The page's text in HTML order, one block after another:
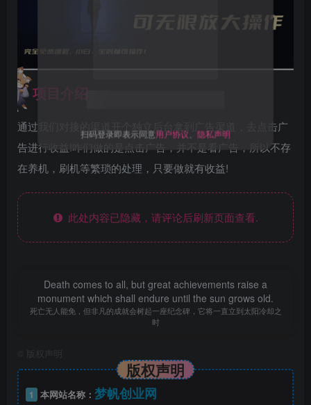
项目介绍
通过我们对接的渠道开个独立后台拿到广告渠道，去点击广
告进行收益!咋们做的是点击广告，并不是看广告，所以不存
在养机，刷机等繁琐的处理，只要做就有收益!
此处内容已隐藏，请评论后刷新页面查看.
Death comes to all, but great achievements raise a
monument which shall endure until the sun grows old.
死亡无人能免，但非凡的成就会树起一座纪念碑，它将一直立到太阳冷却之
时
版权声明
版权声明
1 本网站名称： 梦帆创业网
扫码登录即表示同意用户协议 隐私声明